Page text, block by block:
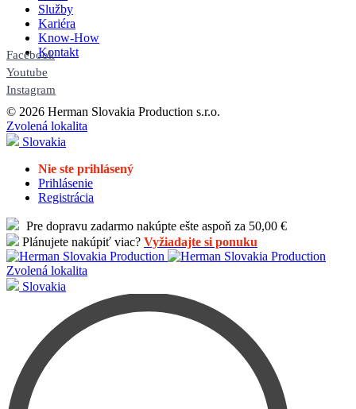
Služby
Kariéra
Know-How
Kontakt
Facebook
Youtube
Instagram
© 2026 Herman Slovakia Production s.r.o.
Zvolená lokalita
Slovakia
Nie ste prihlásený
Prihlásenie
Registrácia
Pre dopravu zadarmo nakúpte ešte aspoň za 50,00 €
Plánujete nakúpiť viac? Vyžiadajte si ponuku
Zvolená lokalita
Slovakia